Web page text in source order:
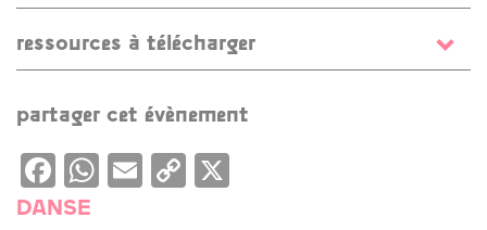
Garbin,Elie Tremblayen alternance avecHugo Sellam,
Teddy Verardo, Dara You/ musique
création lumière et régie générale
Gaillard/ regard extérieurLaurent Brethomme
régisseur plateau
CoproductionsThéâtre Jean Vilar – Scène Conventionné
d’Intérêt National de Suresnes ; Le Grand R – Scène
Scène Conventionnée d’Intérêt National de Mont de
L’Atelier à Spectacle – Scène Conventionnée d’Intérêt
National « Art et Création » de Vernouillet
Partenaires financiers :
ressources à télécharger
partager cet évènement
Facebook
WhatsApp
EmailCopy
DANSE